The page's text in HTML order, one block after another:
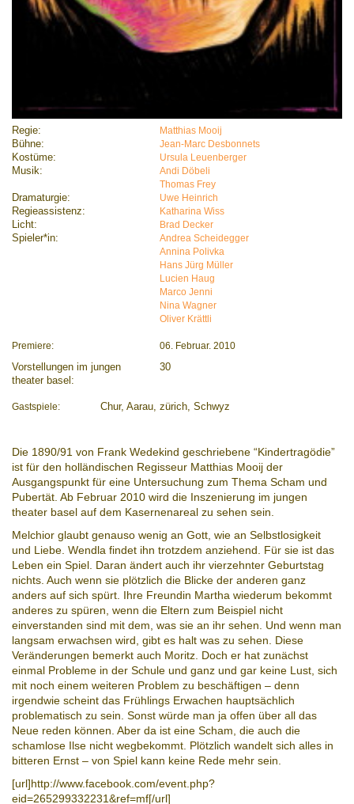
Regie:
Matthias Mooij
Bühne:
Jean-Marc Desbonnets
Kostüme:
Ursula Leuenberger
Musik:
Andi Döbeli
Thomas Frey
Dramaturgie:
Uwe Heinrich
Regieassistenz:
Katharina Wiss
Licht:
Brad Decker
Spieler*in:
Andrea Scheidegger
Annina Polivka
Hans Jürg Müller
Lucien Haug
Marco Jenni
Nina Wagner
Oliver Krättli
Premiere:
06. Februar. 2010
Vorstellungen im jungen
theater basel:
30
Gastspiele: Chur, Aarau, zürich, Schwyz
Die 1890/91 von Frank Wedekind geschriebene “Kindertragödie”
ist für den holländischen Regisseur Matthias Mooij der
Ausgangspunkt für eine Untersuchung zum Thema Scham und
Pubertät. Ab Februar 2010 wird die Inszenierung im jungen
theater basel auf dem Kasernenareal zu sehen sein.
Melchior glaubt genauso wenig an Gott, wie an Selbstlosigkeit
und Liebe. Wendla findet ihn trotzdem anziehend. Für sie ist das
Leben ein Spiel. Daran ändert auch ihr vierzehnter Geburtstag
nichts. Auch wenn sie plötzlich die Blicke der anderen ganz
anders auf sich spürt. Ihre Freundin Martha wiederum bekommt
anderes zu spüren, wenn die Eltern zum Beispiel nicht
einverstanden sind mit dem, was sie an ihr sehen. Und wenn man
langsam erwachsen wird, gibt es halt was zu sehen. Diese
Veränderungen bemerkt auch Moritz. Doch er hat zunächst
einmal Probleme in der Schule und ganz und gar keine Lust, sich
mit noch einem weiteren Problem zu beschäftigen – denn
irgendwie scheint das Frühlings Erwachen hauptsächlich
problematisch zu sein. Sonst würde man ja offen über all das
Neue reden können. Aber da ist eine Scham, die auch die
schamlose Ilse nicht wegbekommt. Plötzlich wandelt sich alles in
bitteren Ernst – von Spiel kann keine Rede mehr sein.
[url]http://www.facebook.com/event.php?
eid=265299332231&ref=mf[/url]